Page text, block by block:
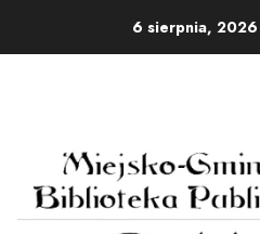
6 sierpnia, 2026